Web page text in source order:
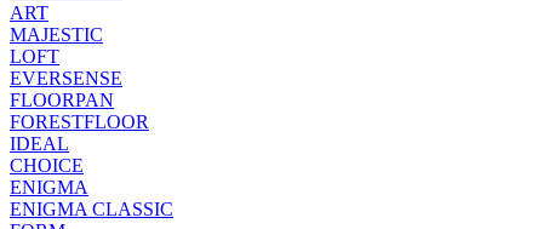
ART
MAJESTIC
LOFT
EVERSENSE
FLOORPAN
FORESTFLOOR
IDEAL
CHOICE
ENIGMA
ENIGMA CLASSIC